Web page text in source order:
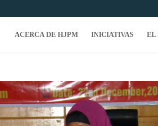
ACERCA DE HJPM INICIATIVAS EL